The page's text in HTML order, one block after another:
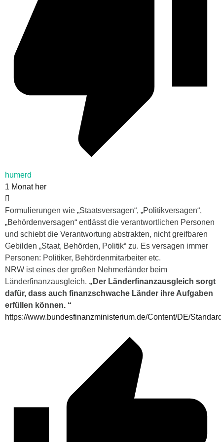
humerd
1 Monat her
Formulierungen wie „Staatsversagen“, „Politikversagen“,
„Behördenversagen“ entlässt die verantwortlichen Personen
und schiebt die Verantwortung abstrakten, nicht greifbaren
Gebilden „Staat, Behörden, Politik“ zu. Es versagen immer
Personen: Politiker, Behördenmitarbeiter etc.
NRW ist eines der großen Nehmerländer beim
Länderfinanzausgleich. „ Der Länderfinanzausgleich sorgt
dafür, dass auch finanzschwache Länder ihre Aufgaben
erfüllen können. “
https://www.bundesfinanzministerium.de/Content/DE/